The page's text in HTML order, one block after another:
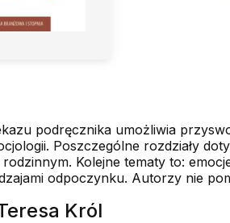
podręcznika umożliwia
Poszczególne rozdziały
Kolejne tematy to:
odpoczynku. Autorzy nie
Król